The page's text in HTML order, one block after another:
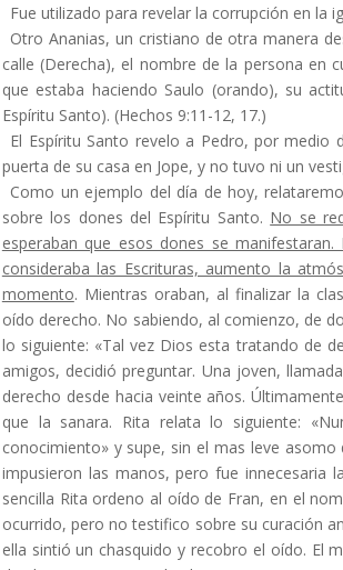
Fue utilizado para revelar la corrupción en la
Otro Ananias, un cristiano de otra manera
calle (Derecha), el nombre de la persona en
que estaba ha­ciendo Saulo (orando), su
Espíritu Santo). (Hechos 9:11-12, 17.)
El Espíritu Santo revelo a Pedro, por
puerta de su casa en Jope, y no tuvo ni un
Como un ejemplo del día de hoy,
sobre los dones del Espíritu Santo. No se
esperaban que esos dones se
consideraba las Escrituras, aumento la
momento. Mientras oraban, al finalizar la
oído derecho. No sabiendo, al comienzo, de
lo siguiente: «Tal vez Dios esta tratando de
ami­gos, decidió preguntar. Una joven,
derecho desde hacia veinte años.
que la sanara. Rita relata lo siguiente:
conocimiento» y supe, sin el mas leve
impusieron las manos, pero fue innecesaria
sencilla Rita ordeno al oído de Fran, en el
ocurrido, pero no testifico sobre su curación
ella sintió un chasquido y recobro el oído. El